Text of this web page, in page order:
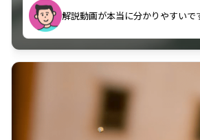
古文漢文を主に使わせていただい
のに非常に役立っている。
解説動画が本当に分かりやすいで